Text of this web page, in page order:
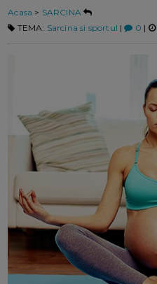
Acasa > SARCINA
TEMA: Sarcina si sportul | 0 |